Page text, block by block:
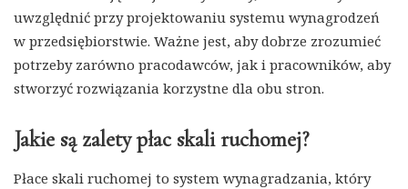
uwzględnić przy projektowaniu systemu wynagrodzeń
w przedsiębiorstwie. Ważne jest, aby dobrze zrozumieć
potrzeby zarówno pracodawców, jak i pracowników, aby
stworzyć rozwiązania korzystne dla obu stron.
Jakie są zalety płac skali ruchomej?
Płace skali ruchomej to system wynagradzania, który